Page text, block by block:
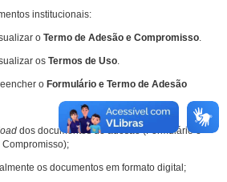
institucionais:
o Termo de Adesão e Compromisso.
os Termos de Uso.
o Formulário e Termo de Adesão
dos documentos de adesão (Formulário e
Compromisso);
os documentos em formato digital;